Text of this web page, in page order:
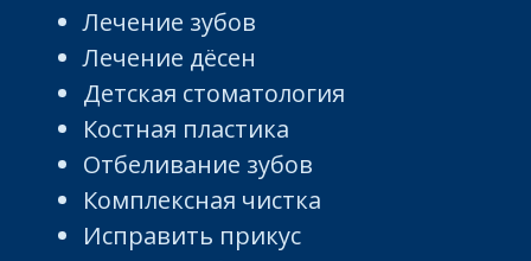
Лечение зубов
Лечение дёсен
Детская стоматология
Костная пластика
Отбеливание зубов
Комплексная чистка
Исправить прикус